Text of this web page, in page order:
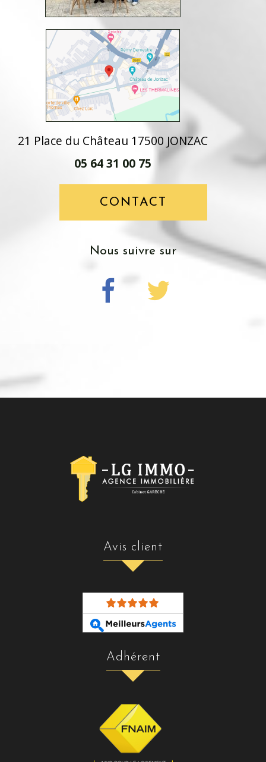
21 Place du Château 17500 JONZAC
05 64 31 00 75
CONTACT
nous suivre sur
avis client
adhérent